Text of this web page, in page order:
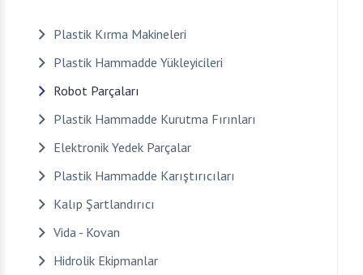
Plastik Kırma Makineleri
Plastik Hammadde Yükleyicileri
Robot Parçaları
Plastik Hammadde Kurutma Fırınları
Elektronik Yedek Parçalar
Plastik Hammadde Karıştırıcıları
Kalıp Şartlandırıcı
Vida - Kovan
Hidrolik Ekipmanlar